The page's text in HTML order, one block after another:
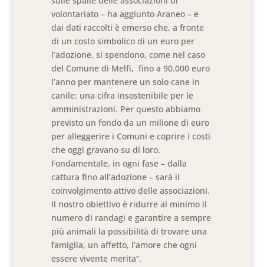
volontariato – ha aggiunto Araneo – e
dai dati raccolti è emerso che, a fronte
di un costo simbolico di un euro per
l’adozione, si spendono, come nel caso
del Comune di Melfi, fino a 90.000 euro
l’anno per mantenere un solo cane in
canile: una cifra insostenibile per le
amministrazioni. Per questo abbiamo
previsto un fondo da un milione di euro
per alleggerire i Comuni e coprire i costi
che oggi gravano su di loro.
Fondamentale, in ogni fase – dalla
cattura fino all’adozione – sarà il
coinvolgimento attivo delle associazioni.
Il nostro obiettivo è ridurre al minimo il
numero di randagi e garantire a sempre
più animali la possibilità di trovare una
famiglia, un affetto, l’amore che ogni
essere vivente merita”.